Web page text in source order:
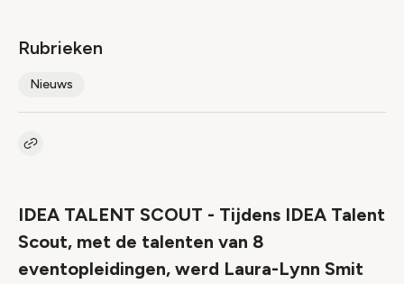
Rubrieken
Nieuws
Kopieer link naar artikel
IDEA TALENT SCOUT - Tijdens IDEA Talent
Scout, met de talenten van 8
eventopleidingen, werd Laura-Lynn Smit